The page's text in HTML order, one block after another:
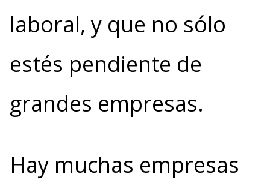
laboral, y que no sólo
estés pendiente de
grandes empresas.
Hay muchas empresas